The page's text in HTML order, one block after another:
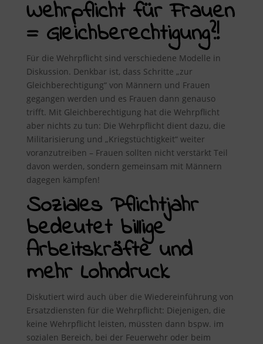
Wehrpflicht für Frauen
= Gleichberechtigung?!
Für die Wehrpflicht sind verschiedene Modelle in
Diskussion. Denkbar ist, dass Schritte „zur
Gleichberechtigung“ von Männern und Frauen
gegangen werden und es Frauen dann genauso
trifft. Mit Gleichberechtigung hat die Wehrpflicht
aber nichts zu tun: Die Wehrpflicht dient dazu, die
Militarisierung und „Kriegstüchtigkeit“ weiter
voranzutreiben – Frauen sollten nicht verstärkt Teil
davon werden, sondern gemeinsam mit Männern
dagegen kämpfen!
Soziales Pflichtjahr
bedeutet billige
Arbeitskräfte und
mehr Lohndruck
Diskutiert wird auch über die Wiedereinführung von
Ersatzdiensten für die Wehrpflicht: Diejenigen, die
keine Wehrpflicht leisten, müssten dann bspw. im
sozialen Bereich, bei der Feuerwehr oder beim